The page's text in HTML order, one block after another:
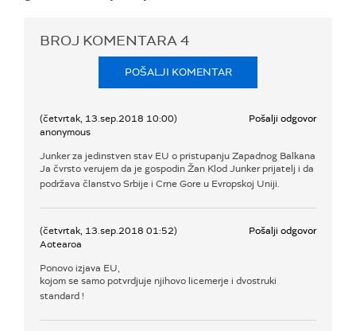
BROJ KOMENTARA4
POŠALJI KOMENTAR
(četvrtak, 13.sep.2018 10:00)
anonymous
Pošalji odgovor
Junker za jedinstven stav EU o pristupanju Zapadnog Balkana
Ja čvrsto verujem da je gospodin Žan Klod Junker prijatelj i da
podržava članstvo Srbije i Crne Gore u Evropskoj Uniji.
(četvrtak, 13.sep.2018 01:52)
Aotearoa
Pošalji odgovor
Ponovo izjava EU,
kojom se samo potvrdjuje njihovo licemerje i dvostruki
standard !